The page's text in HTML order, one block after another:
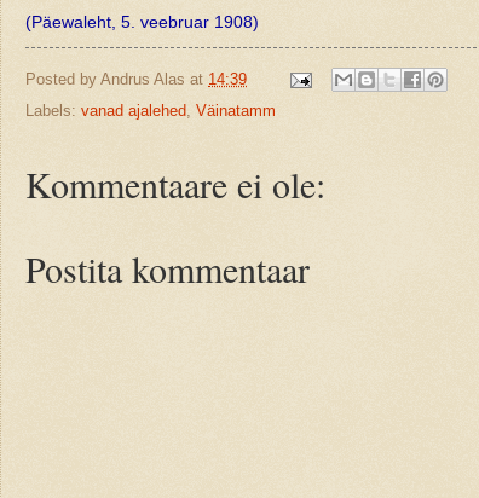
(Päewaleht, 5. veebruar 1908)
Posted by Andrus Alas at 14:39
Labels: vanad ajalehed, Väinatamm
Kommentaare ei ole:
Postita kommentaar